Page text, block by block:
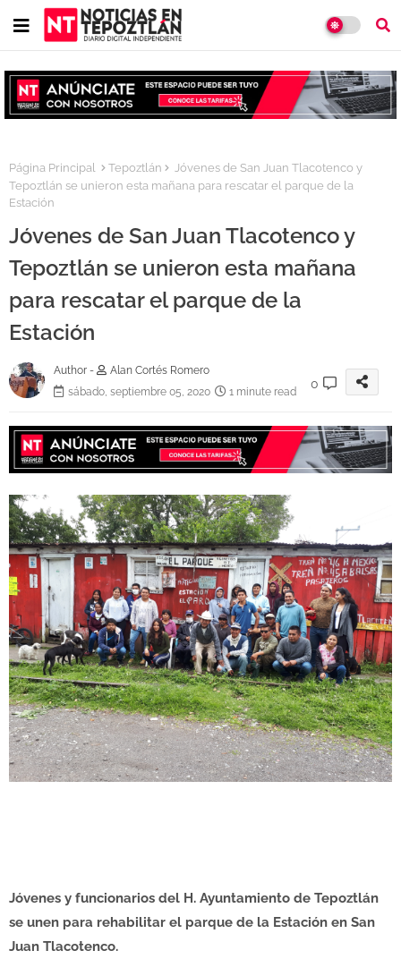
Página Principal Tepoztlán
Jóvenes de San Juan Tlacotenco y
Tepoztlán se unieron esta mañana para rescatar el parque de la
Estación
Jóvenes de San Juan Tlacotenco y
Tepoztlán se unieron esta mañana
para rescatar el parque de la
Estación
Author -
Alan Cortés Romero
sábado, septiembre 05, 2020
1 minute read
0
Jóvenes y funcionarios del H. Ayuntamiento de Tepoztlán
se unen para rehabilitar el parque de la Estación en San
Juan Tlacotenco.